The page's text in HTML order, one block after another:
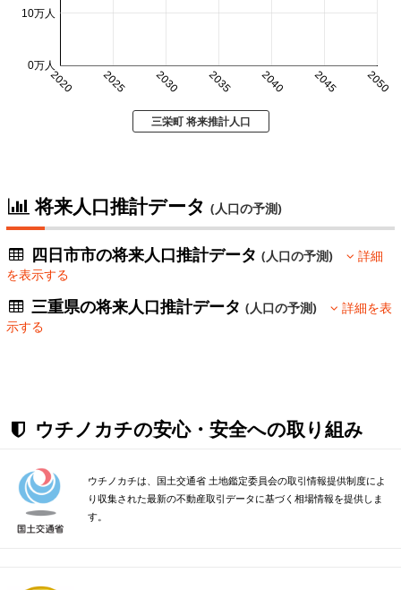
2020 2025 2030 2035 2040 2045 2050
0万人
10万人
三栄町 将来推計人口
将来人口推計データ (人口の予測)
四日市市の将来人口推計データ(人口の予測)
詳細
を表示する
三重県の将来人口推計データ(人口の予測)
詳細を表
示する
ウチノカチの安心・安全への取り組み
ウチノカチは、国土交通省 土地鑑定委員会の取引情報提供制度によ
り収集された最新の不動産取引データに基づく相場情報を提供しま
す。